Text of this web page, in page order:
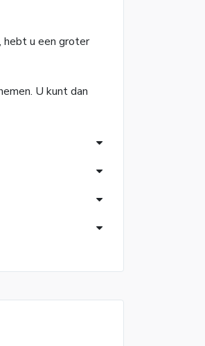
hebt u een groter
U kunt dan